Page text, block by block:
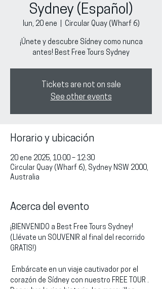
Sydney (Español)
lun, 20 ene Circular Quay (Wharf 6)
¡Únete y descubre Sídney como nunca
antes! Best Free Tours Sydney
Tickets are not on sale
See other events
Horario y ubicación
20 ene 2025, 10:00 – 12:30
Circular Quay (Wharf 6), Sydney NSW 2000,
Australia
Acerca del evento
¡BIENVENIDO a Best Free Tours Sydney!
(Llévate un SOUVENIR al final del recorrido
GRATIS!)
corazón de Sídney con nuestro FREE TOUR .